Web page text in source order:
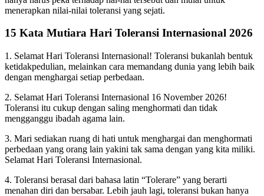
menerapkan nilai-nilai toleransi yang sejati.
15 Kata Mutiara Hari Toleransi Internasional 2026
1. Selamat Hari Toleransi Internasional! Toleransi bukanlah bentuk
ketidakpedulian, melainkan cara memandang dunia yang lebih baik
dengan menghargai setiap perbedaan.
2. Selamat Hari Toleransi Internasional 16 November 2026!
Toleransi itu cukup dengan saling menghormati dan tidak
mengganggu ibadah agama lain.
3. Mari sediakan ruang di hati untuk menghargai dan menghormati
perbedaan yang orang lain yakini tak sama dengan yang kita miliki.
Selamat Hari Toleransi Internasional.
4. Toleransi berasal dari bahasa latin “Tolerare” yang berarti
menahan diri dan bersabar. Lebih jauh lagi, toleransi bukan hanya